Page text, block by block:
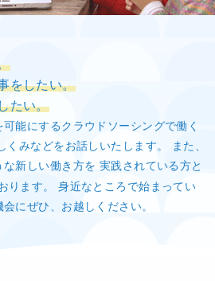
をしたい。
たい。
能にするクラウドソーシングで働く
くみなどをお話しいたします。
また、
新しい働き方を 実践されている方と
ります。
身近なところで始まってい
にぜひ、お越しください。